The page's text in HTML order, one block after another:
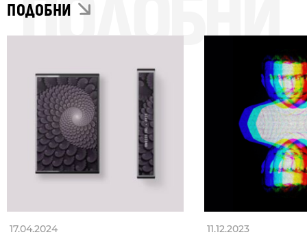
ПОДОБНИ
ПОДОБНИ
17.04.2024 11.12.2023